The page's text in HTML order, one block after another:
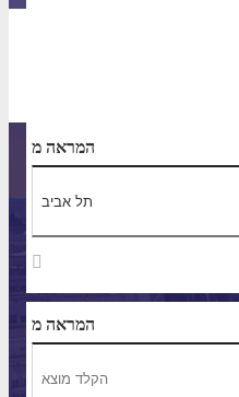
המראה מ
המראה מ